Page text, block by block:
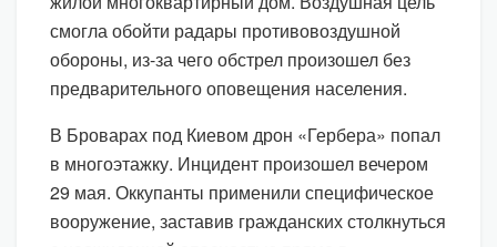
смогла обойти радары противовоздушной
обороны, из-за чего обстрел произошел без
предварительного оповещения населения.
В Броварах под Киевом дрон «Гербера» попал
в многоэтажку. Инцидент произошел вечером
29 мая. Оккупанты применили специфическое
вооружение, заставив гражданских столкнуться